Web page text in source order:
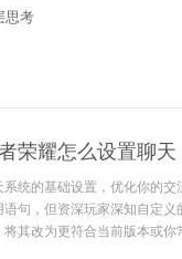
思考
荣耀怎么设置聊
系统的基础设置，优化你的
语句，但资深玩家深知自定
将其改为更符合当前版本或你